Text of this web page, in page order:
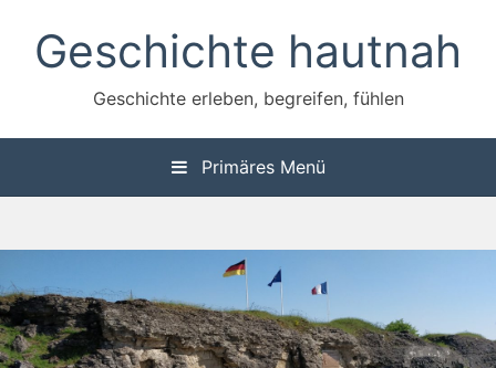
Inhalt
springenGeschichte hautnah
Geschichte erleben, begreifen, fühlen
Primäres Menü